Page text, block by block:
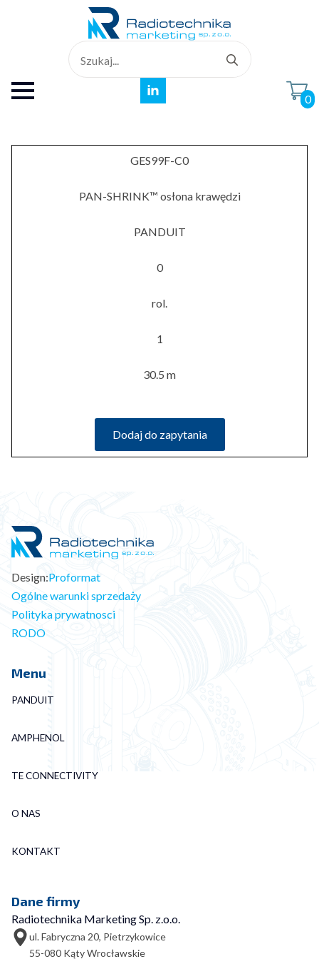
for:
0
GES99F-C0
PAN-SHRINK™ osłona krawędzi
PANDUIT
0
rol.
1
30.5 m
Dodaj do zapytania
Design:Proformat
Ogólne warunki sprzedaży
Polityka prywatnosci
RODO
Menu
PANDUIT
AMPHENOL
TE CONNECTIVITY
O NAS
KONTAKT
Dane firmy
Radiotechnika Marketing Sp. z.o.o.
ul. Fabryczna 20, Pietrzykowice
55-080 Kąty Wrocławskie